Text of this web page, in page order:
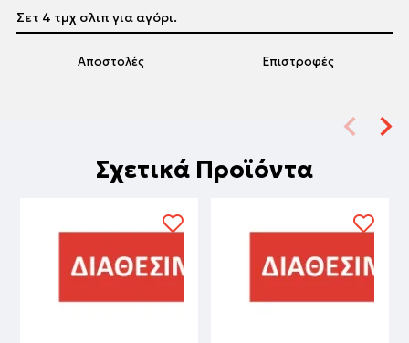
Αποστολές Επιστροφές
Σετ 4 τμχ σλιπ για αγόρι.
Σχετικά Προϊόντα